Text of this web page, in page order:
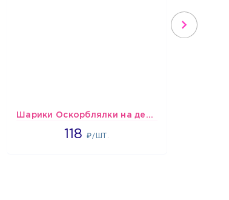
Шарики Оскорблялки на день рождения для мужчины
118₽/ШТ.
1766